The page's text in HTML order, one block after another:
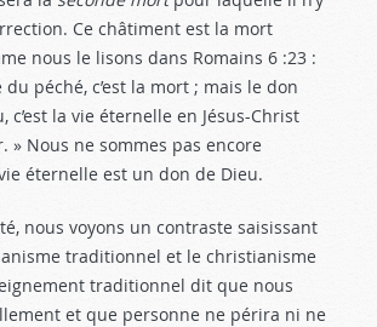
Ce châtiment est la mort
nous le lisons dans Romains 6 :23 :
du péché, c’est la mort ; mais le don
c’est la vie éternelle en Jésus-Christ
» Nous ne sommes pas encore
éternelle est un don de Dieu.
nous voyons un contraste saisissant
traditionnel et le christianisme
traditionnel dit que nous
et que personne ne périra ni ne